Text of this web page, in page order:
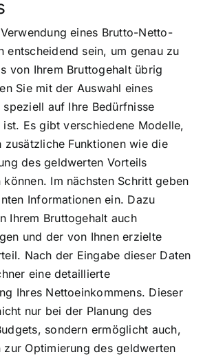
eines Brutto-Netto-
entscheidend sein, um genau zu
von Ihrem Bruttogehalt übrig
Sie mit der Auswahl eines
speziell auf Ihre Bedürfnisse
ist. Es gibt verschiedene Modelle,
zusätzliche Funktionen wie die
des geldwerten Vorteils
können. Im nächsten Schritt geben
Informationen ein. Dazu
Ihrem Bruttogehalt auch
und der von Ihnen erzielte
Nach der Eingabe dieser Daten
eine detaillierte
Ihres Nettoeinkommens. Dieser
nur bei der Planung des
sondern ermöglicht auch,
zur Optimierung des geldwerten